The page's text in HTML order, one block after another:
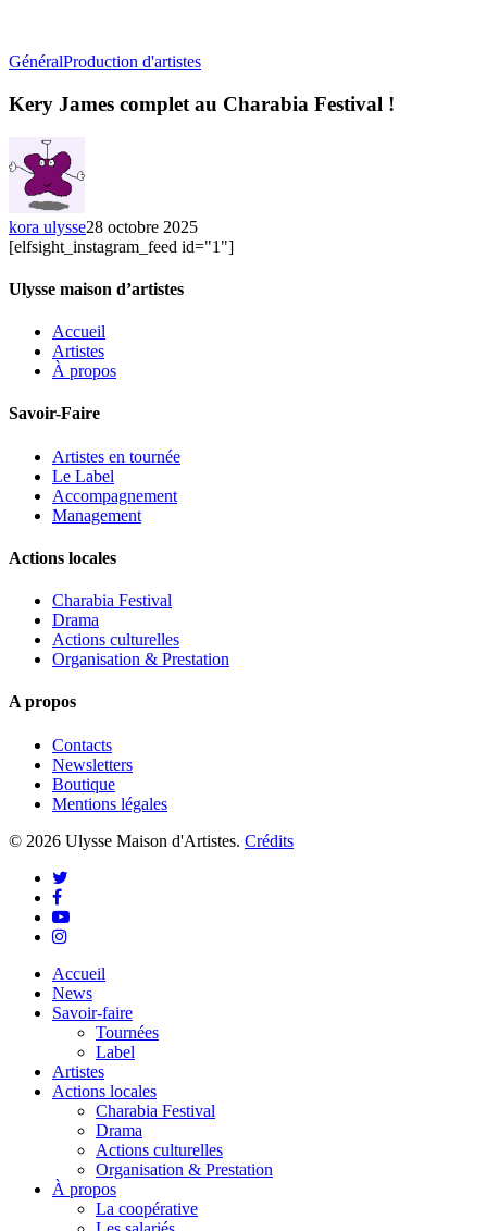
GénéralProduction d'artistesKery
complet
Kery James complet au Charabia Festival !
kora ulysse28 octobre 2025
[elfsight_instagram_feed id="1"]
Ulysse maison d’artistes
Accueil
Artistes
À propos
Savoir-Faire
Artistes en tournée
Le Label
Accompagnement
Management
Actions locales
Charabia Festival
Drama
Actions culturelles
Organisation & Prestation
A propos
Contacts
Newsletters
Boutique
Mentions légales
© 2026 Ulysse Maison d'Artistes. Crédits
twitter
facebook
youtube
instagram
Close
Menu
Accueil
News
Savoir-faire
Tournées
Label
Artistes
Actions locales
Charabia Festival
Drama
Actions culturelles
Organisation & Prestation
À propos
La coopérative